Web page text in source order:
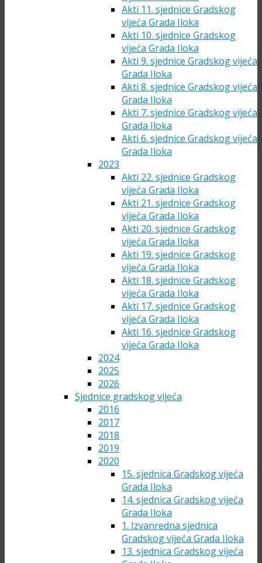
Akti 11. sjednice Gradskog
vijeća Grada Iloka
Akti 10. sjednice Gradskog
vijeća Grada Iloka
Akti 9. sjednice Gradskog vijeća
Grada Iloka
Akti 8. sjednice Gradskog vijeća
Grada Iloka
Akti 7. sjednice Gradskog vijeća
Grada Iloka
Akti 6. sjednice Gradskog vijeća
Grada Iloka
2023
Akti 22. sjednice Gradskog
vijeća Grada Iloka
Akti 21. sjednice Gradskog
vijeća Grada Iloka
Akti 20. sjednice Gradskog
vijeća Grada Iloka
Akti 19. sjednice Gradskog
vijeća Grada Iloka
Akti 18. sjednice Gradskog
vijeća Grada Iloka
Akti 17. sjednice Gradskog
vijeća Grada Iloka
Akti 16. sjednice Gradskog
vijeća Grada Iloka
2024
2025
2026
Sjednice gradskog vijeća
2016
2017
2018
2019
2020
15. sjednica Gradskog vijeća
Grada Iloka
14. sjednica Gradskog vijeća
Grada Iloka
1. Izvanredna sjednica
Gradskog vijeća Grada Iloka
13. sjednica Gradskog vijeća